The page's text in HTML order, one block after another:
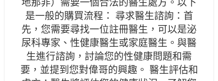
是一般的購買流程： 尋求醫生諮詢：首
先，您需要尋找一位註冊醫生，可以是泌
尿科專家、性健康醫生或家庭醫生。與醫
生進行諮詢，討論您的性健康問題和需
要，並提到您對偉哥的興趣。 醫生評估和